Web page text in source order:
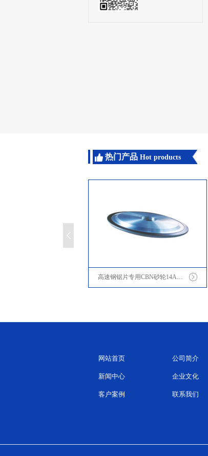
热门产品 Hot products
高速钢锯片专用CBN砂轮14A1/14F1
网站首页 公司简介
新闻中心 企业文化
客户案例 联系我们